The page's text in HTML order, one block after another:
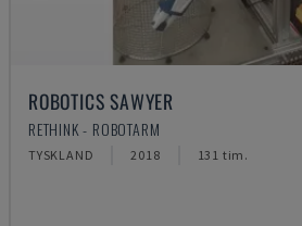
ROBOTICS SAWYER
RETHINK - ROBOTARM
TYSKLAND 2018 131 tim.